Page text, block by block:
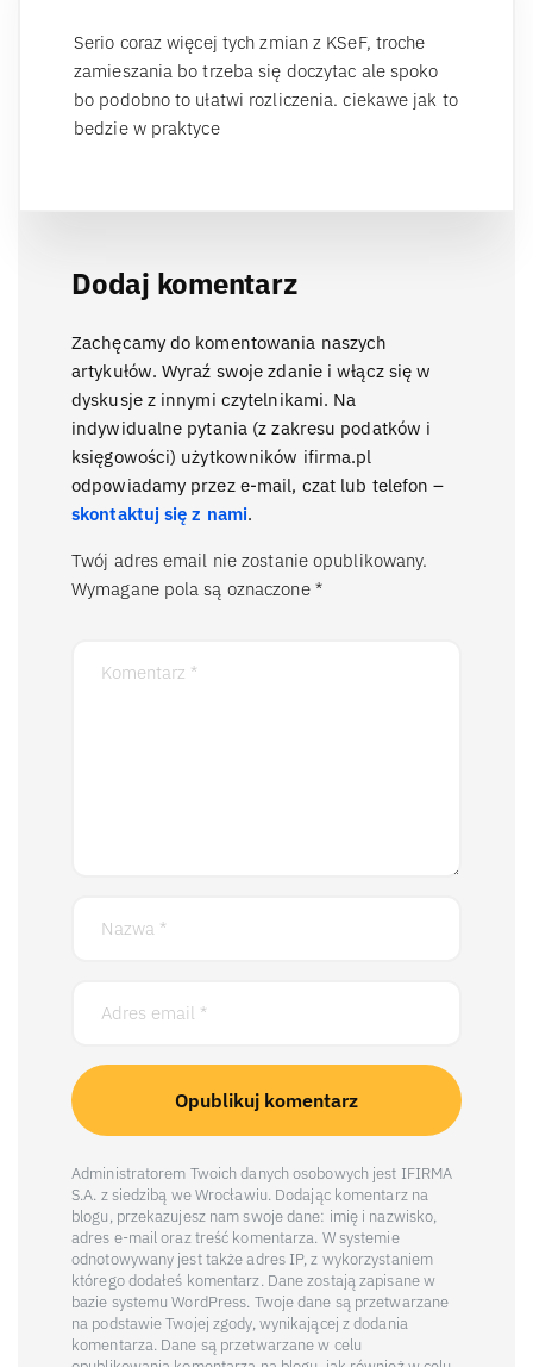
Serio coraz więcej tych zmian z KSeF, troche
zamieszania bo trzeba się doczytac ale spoko
bo podobno to ułatwi rozliczenia. ciekawe jak to
bedzie w praktyce
Dodaj komentarz
Zachęcamy do komentowania naszych
artykułów. Wyraź swoje zdanie i włącz się w
dyskusje z innymi czytelnikami. Na
indywidualne pytania (z zakresu podatków i
księgowości) użytkowników ifirma.pl
odpowiadamy przez e-mail, czat lub telefon –
skontaktuj się z nami.
Twój adres email nie zostanie opublikowany.
Wymagane pola są oznaczone *
Administratorem Twoich danych osobowych jest IFIRMA
S.A. z siedzibą we Wrocławiu. Dodając komentarz na
blogu, przekazujesz nam swoje dane: imię i nazwisko,
adres e-mail oraz treść komentarza. W systemie
odnotowywany jest także adres IP, z wykorzystaniem
którego dodałeś komentarz. Dane zostają zapisane w
bazie systemu WordPress. Twoje dane są przetwarzane
na podstawie Twojej zgody, wynikającej z dodania
komentarza. Dane są przetwarzane w celu